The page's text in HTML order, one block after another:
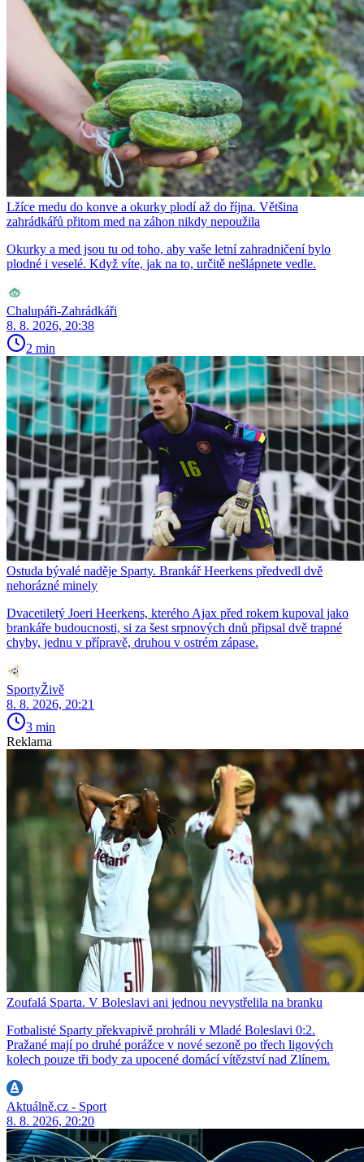
Lžíce medu do konve a okurky plodí až do října. Většina
zahrádkářů přitom med na záhon nikdy nepoužila
Okurky a med jsou tu od toho, aby vaše letní zahradničení bylo
plodné i veselé. Když víte, jak na to, určitě nešlápnete vedle.
Chalupáři-Zahrádkáři
8. 8. 2026, 20:38
2 min
Ostuda bývalé naděje Sparty. Brankář Heerkens předvedl dvě
nehorázné minely
Dvacetiletý Joeri Heerkens, kterého Ajax před rokem kupoval jako
brankáře budoucnosti, si za šest srpnových dnů připsal dvě trapné
chyby, jednu v přípravě, druhou v ostrém zápase.
SportyŽivě
8. 8. 2026, 20:21
3 min
Reklama
Zoufalá Sparta. V Boleslavi ani jednou nevystřelila na branku
Fotbalisté Sparty překvapivě prohráli v Mladé Boleslavi 0:2.
Pražané mají po druhé porážce v nové sezoně po třech ligových
kolech pouze tři body za upocené domácí vítězství nad Zlínem.
Aktuálně.cz - Sport
8. 8. 2026, 20:20